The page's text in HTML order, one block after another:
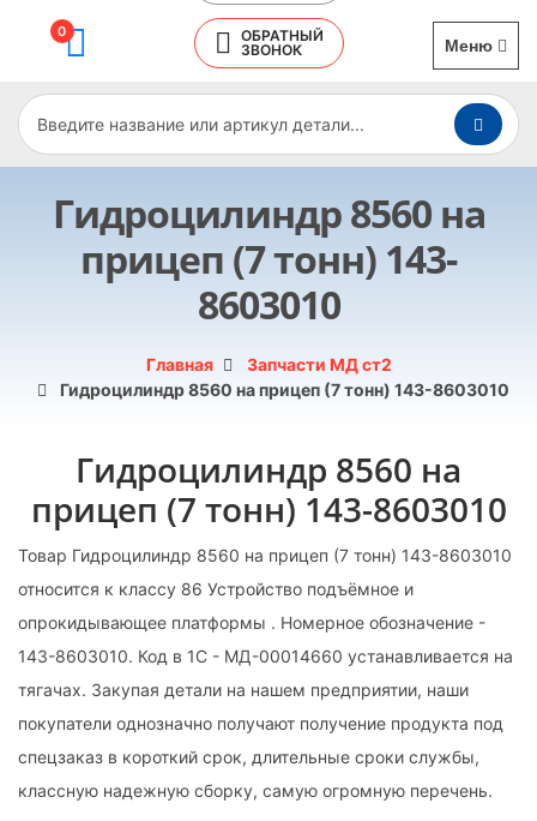
0
ОБРАТНЫЙ
ЗВОНОК
Меню
Гидроцилиндр 8560 на
прицеп (7 тонн) 143-
8603010
Главная
Запчасти МД ст2
Гидроцилиндр 8560 на прицеп (7 тонн) 143-8603010
Гидроцилиндр 8560 на
прицеп (7 тонн) 143-8603010
Товар Гидроцилиндр 8560 на прицеп (7 тонн) 143-8603010
относится к классу 86 Устройство подъёмное и
опрокидывающее платформы . Номерное обозначение -
143-8603010. Код в 1С - МД-00014660 устанавливается на
тягачах. Закупая детали на нашем предприятии, наши
покупатели однозначно получают получение продукта под
спецзаказ в короткий срок, длительные сроки службы,
классную надежную сборку, самую огромную перечень.